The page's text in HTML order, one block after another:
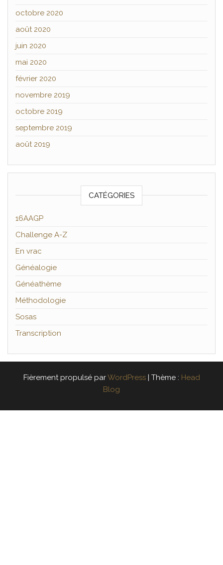
octobre 2020
août 2020
juin 2020
mai 2020
février 2020
novembre 2019
octobre 2019
septembre 2019
août 2019
CATÉGORIES
16AAGP
Challenge A-Z
En vrac
Généalogie
Généathème
Méthodologie
Sosas
Transcription
Fièrement propulsé parWordPress | Thème : Head
Blog